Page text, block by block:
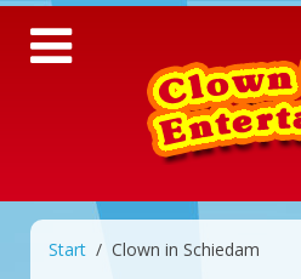
Start Clown in Schiedam